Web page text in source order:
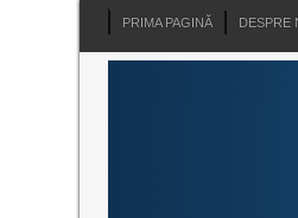
PRIMA PAGINĂ DESPRE